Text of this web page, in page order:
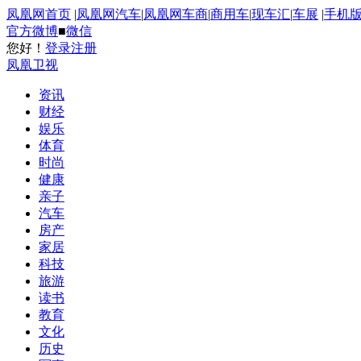
凤凰网首页 |凤凰网汽车|凤凰网车商|商用车|现车汇|车展 |手机版
官方微博■微信
您好！ 登录注册
凤凰卫视
资讯
财经
娱乐
体育
时尚
健康
亲子
汽车
房产
家居
科技
旅游
读书
教育
文化
历史